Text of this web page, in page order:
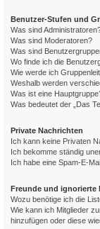
Benutzer-Stufen und
Was sind
Was sind Moderatoren?
Was sind
Wo finde ich die
Wie werde ich
Weshalb werden
Was ist eine
Was bedeutet der „Das
Private Nachrichten
Ich kann keine Privaten
Ich bekomme ständig
Ich habe eine Spam-E-
Freunde und ignorierte
Wozu benötige ich die
Wie kann ich Mitglieder
hinzufügen oder diese